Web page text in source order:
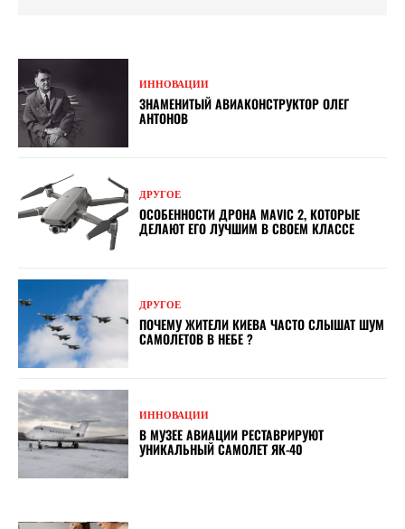
ИННОВАЦИИ
ЗНАМЕНИТЫЙ АВИАКОНСТРУКТОР ОЛЕГ
АНТОНОВ
ДРУГОЕ
ОСОБЕННОСТИ ДРОНА MAVIC 2, КОТОРЫЕ
ДЕЛАЮТ ЕГО ЛУЧШИМ В СВОЕМ КЛАССЕ
ДРУГОЕ
ПОЧЕМУ ЖИТЕЛИ КИЕВА ЧАСТО СЛЫШАТ ШУМ
САМОЛЕТОВ В НЕБЕ ?
ИННОВАЦИИ
В МУЗЕЕ АВИАЦИИ РЕСТАВРИРУЮТ
УНИКАЛЬНЫЙ САМОЛЕТ ЯК-40